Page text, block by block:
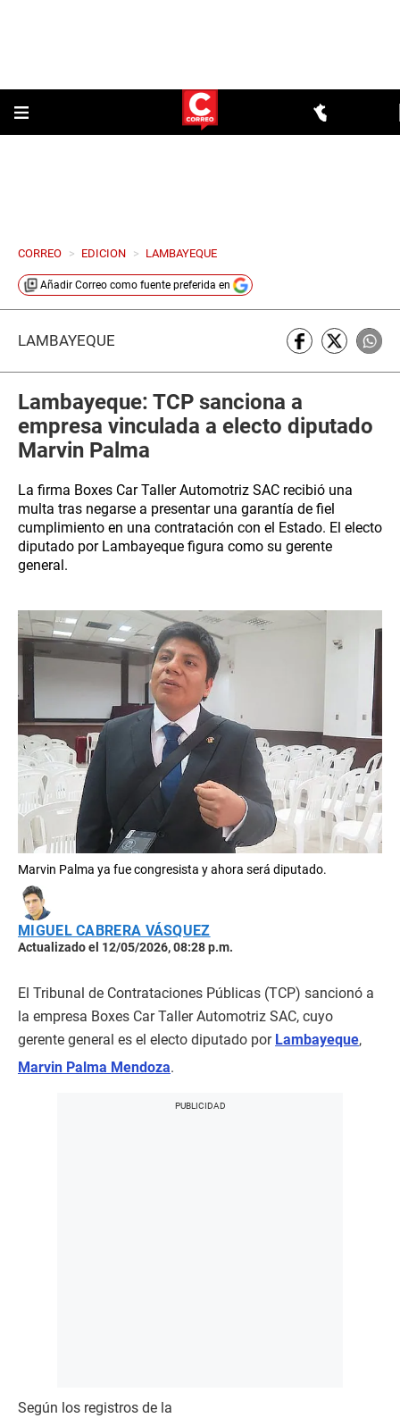
CORREO > EDICION > LAMBAYEQUE
Añadir Correo como fuente preferida en
LAMBAYEQUE
Lambayeque: TCP sanciona a
empresa vinculada a electo diputado
Marvin Palma
La firma Boxes Car Taller Automotriz SAC recibió una
multa tras negarse a presentar una garantía de fiel
cumplimiento en una contratación con el Estado. El electo
diputado por Lambayeque figura como su gerente
general.
Marvin Palma ya fue congresista y ahora será diputado.
MIGUEL CABRERA VÁSQUEZ
Actualizado el 12/05/2026, 08:28 p.m.
El Tribunal de Contrataciones Públicas (TCP) sancionó a
la empresa Boxes Car Taller Automotriz SAC, cuyo
gerente general es el electo diputado por Lambayeque,
Marvin Palma Mendoza.
Según los registros de la